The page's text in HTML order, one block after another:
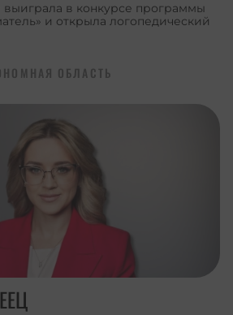
в конкурсе программы
и открыла логопедический
ОБЛАСТЬ